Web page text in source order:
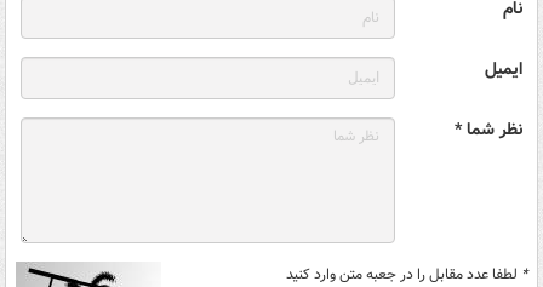
نام
ایمیل
نظر شما *
* لطفا عدد مقابل را در جعبه متن وارد کنید